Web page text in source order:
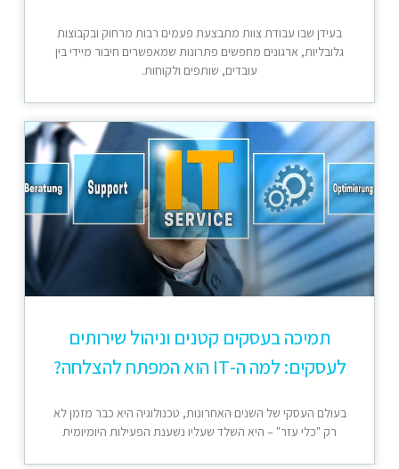
בעידן שבו עבודת צוות מתבצעת פעמים רבות מרחוק ובקבוצות
גלובליות, ארגונים מחפשים פתרונות שמאפשרים חיבור מיידי בין
עובדים, שותפים ולקוחות.
תמיכה בעסקים קטנים וניהול שירותים
לעסקים: למה ה-IT הוא המפתח להצלחה?
בעולם העסקי של השנים האחרונות, טכנולוגיה היא כבר מזמן לא
רק "כלי עזר" – היא השלד שעליו נשענת הפעילות היומיומית